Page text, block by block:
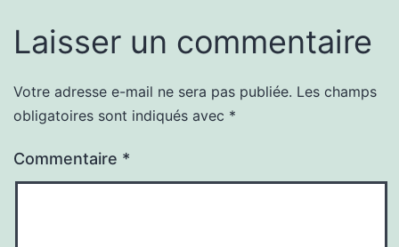
Laisser un commentaire
Votre adresse e-mail ne sera pas publiée. Les champs
obligatoires sont indiqués avec *
Commentaire *